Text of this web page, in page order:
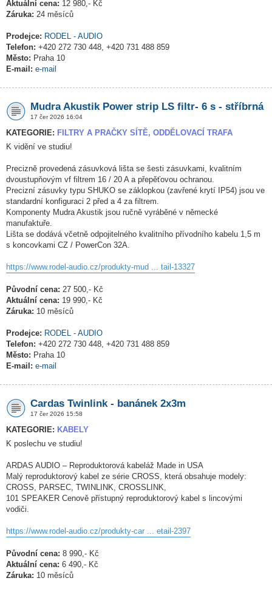
Aktuální cena: 12 980,- Kč
Záruka: 24 měsíců
Prodejce: RODEL - AUDIO
Telefon: +420 272 730 448, +420 731 488 859
Město: Praha 10
E-mail: e-mail
Mudra Akustik Power strip LS filtr- 6 s - stříbrná
17 čer 2026 16:04
KATEGORIE: FILTRY A PRAČKY SÍTĚ, ODDĚLOVACÍ TRAFA
K vidění ve studiu!
Precizně provedená zásuvková lišta se šesti zásuvkami, kvalitním
dvoustupňovým vf filtrem 16 / 20 A a přepěťovou ochranou.
Precizní zásuvky typu SHUKO se záklopkou (zavřené krytí IP54) jsou ve
standardní konfiguraci 2 před a 4 za filtrem.
Komponenty Mudra Akustik jsou ručně vyráběné v německé
manufaktuře.
Lišta se dodává včetně odpojitelného kvalitního přívodního kabelu 1,5 m
s koncovkami CZ / PowerCon 32A.
https://www.rodel-audio.cz/produkty-mud ... tail-13327
Původní cena: 27 500,- Kč
Aktuální cena: 19 990,- Kč
Záruka: 10 měsíců
Prodejce: RODEL - AUDIO
Telefon: +420 272 730 448, +420 731 488 859
Město: Praha 10
E-mail: e-mail
Cardas Twinlink - banánek 2x3m
17 čer 2026 15:58
KATEGORIE: KABELY
K poslechu ve studiu!
ARDAS AUDIO – Reproduktorová kabeláž Made in USA
Malý reproduktorový kabel ze série CROSS, která obsahuje modely:
CROSS, PARSEC, TWINLINK, CROSSLINK,
101 SPEAKER Cenově přístupný reproduktorový kabel s lincovými
vodiči.
https://www.rodel-audio.cz/produkty-car ... etail-2397
Původní cena: 8 990,- Kč
Aktuální cena: 6 490,- Kč
Záruka: 10 měsíců